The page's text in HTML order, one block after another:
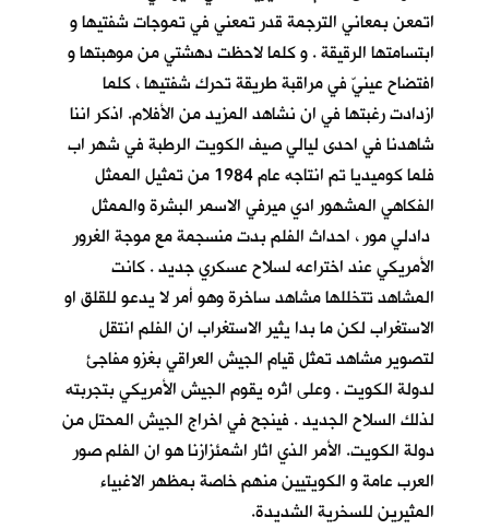
اتمعن بمعاني الترجمة قدر تمعني في تموجات شفتيها و
ابتسامتها الرقيقة . و كلما لاحظت دهشتي من موهبتها و
افتضاح عينيّ في مراقبة طريقة تحرك شفتيها ، كلما
ازدادت رغبتها في ان نشاهد المزيد من الأفلام. اذكر اننا
شاهدنا في احدى ليالي صيف الكويت الرطبة في شهر اب
فلما كوميديا تم انتاجه عام 1984 من تمثيل الممثل
الفكاهي المشهور ادي ميرفي الاسمر البشرة والممثل
دادلي مور ، احداث الفلم بدت منسجمة مع موجة الغرور
الأمريكي عند اختراعه لسلاح عسكري جديد . كانت
المشاهد تتخللها مشاهد ساخرة وهو أمر لا يدعو للقلق او
الاستغراب لكن ما بدا يثير الاستغراب ان الفلم انتقل
لتصوير مشاهد تمثل قيام الجيش العراقي بغزو مفاجئ
لدولة الكويت . وعلى اثره يقوم الجيش الأمريكي بتجربته
لذلك السلاح الجديد . فينجح في اخراج الجيش المحتل من
دولة الكويت. الأمر الذي اثار اشمئزازنا هو ان الفلم صور
العرب عامة و الكويتيين منهم خاصة بمظهر الاغبياء
المثيرين للسخرية الشديدة.